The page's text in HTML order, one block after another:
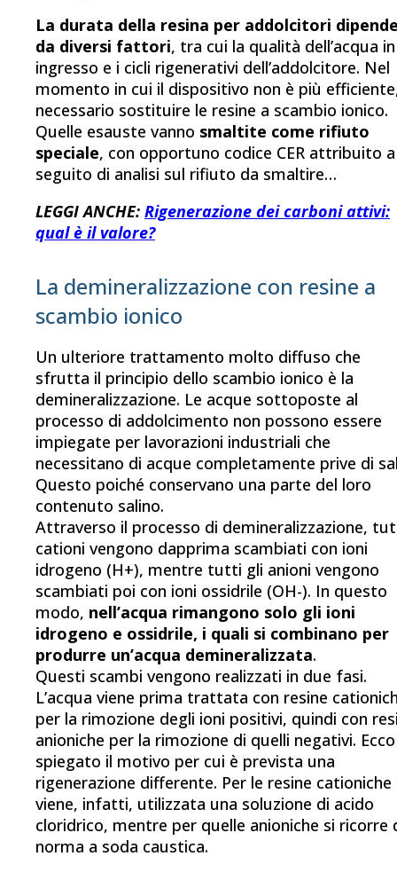
La durata della resina per addolcitori
da diversi fattori, tra cui la qualità dell’acqua in
ingresso e i cicli rigenerativi dell’addolcitore. Nel
momento in cui il dispositivo non è più
necessario sostituire le resine a scambio ionico.
Quelle esauste vanno smaltite come rifiuto
speciale, con opportuno codice CER attribuito a
seguito di analisi sul rifiuto da smaltire…
LEGGI ANCHE: Rigenerazione dei carboni attivi:
qual è il valore?
La demineralizzazione con resine a
scambio ionico
Un ulteriore trattamento molto diffuso che
sfrutta il principio dello scambio ionico è la
demineralizzazione. Le acque sottoposte al
processo di addolcimento non possono essere
impiegate per lavorazioni industriali che
necessitano di acque completamente prive di
Questo poiché conservano una parte del loro
contenuto salino.
Attraverso il processo di demineralizzazione,
cationi vengono dapprima scambiati con ioni
idrogeno (H+), mentre tutti gli anioni vengono
scambiati poi con ioni ossidrile (OH-). In questo
modo, nell’acqua rimangono solo gli ioni
idrogeno e ossidrile, i quali si combinano per
produrre un’acqua demineralizzata.
Questi scambi vengono realizzati in due fasi.
L’acqua viene prima trattata con resine
per la rimozione degli ioni positivi, quindi con
anioniche per la rimozione di quelli negativi. Ecco
spiegato il motivo per cui è prevista una
rigenerazione differente. Per le resine cationiche
viene, infatti, utilizzata una soluzione di acido
cloridrico, mentre per quelle anioniche si ricorre
norma a soda caustica.